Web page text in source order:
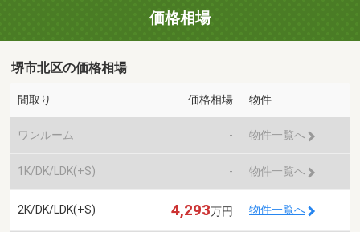
価格相場
堺市北区の価格相場
間取り 価格相場 物件
ワンルーム - 物件一覧へ
1K/DK/LDK(+S) - 物件一覧へ
2K/DK/LDK(+S) 4,293万円 物件一覧へ